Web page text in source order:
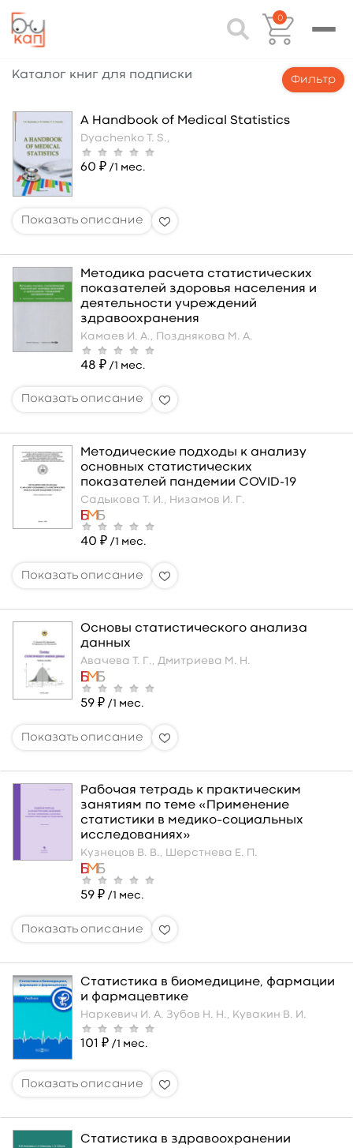
0
Каталог книг для подписки Фильтр
A Handbook of Medical Statistics
Dyachenko T. S.,
60 ₽ /1 мес.
Методика расчета статистических
показателей здоровья населения и
деятельности учреждений
здравоохранения
Камаев И. А., Позднякова М. А.
48 ₽ /1 мес.
Методические подходы к анализу
основных статистических
показателей пандемии COVID-19
Садыкова Т. И., Низамов И. Г.
40 ₽ /1 мес.
Основы статистического анализа
данных
Авачева Т. Г., Дмитриева М. Н.
59 ₽ /1 мес.
Рабочая тетрадь к практическим
занятиям по теме «Применение
статистики в медико–социальных
исследованиях»
Кузнецов В. В., Шерстнева Е. П.
59 ₽ /1 мес.
Статистика в биомедицине, фармации
и фармацевтике
Наркевич И. А. Зубов Н. Н., Кувакин В. И.
101 ₽ /1 мес.
Статистика в здравоохранении